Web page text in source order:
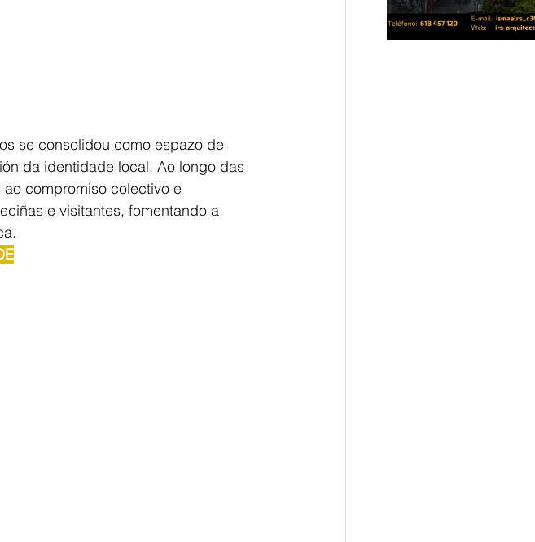
se consolidou como espazo de
da identidade local. Ao longo das
compromiso colectivo e
e visitantes, fomentando a